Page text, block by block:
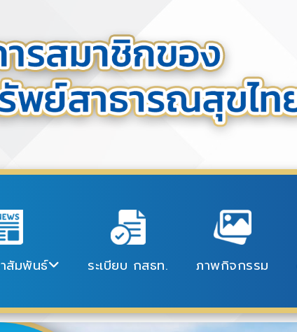
สัมพันธ์ ระเบียบ กสธท. ภาพกิจกรรม